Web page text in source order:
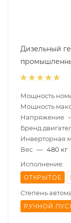
Дизельный
Мощность
Мощность
Напряжение
Бренд
Инверторная
Вес — 480 кг
Исполнение:
ОТКРЫТОЕ
Степень
РУЧНОЙ